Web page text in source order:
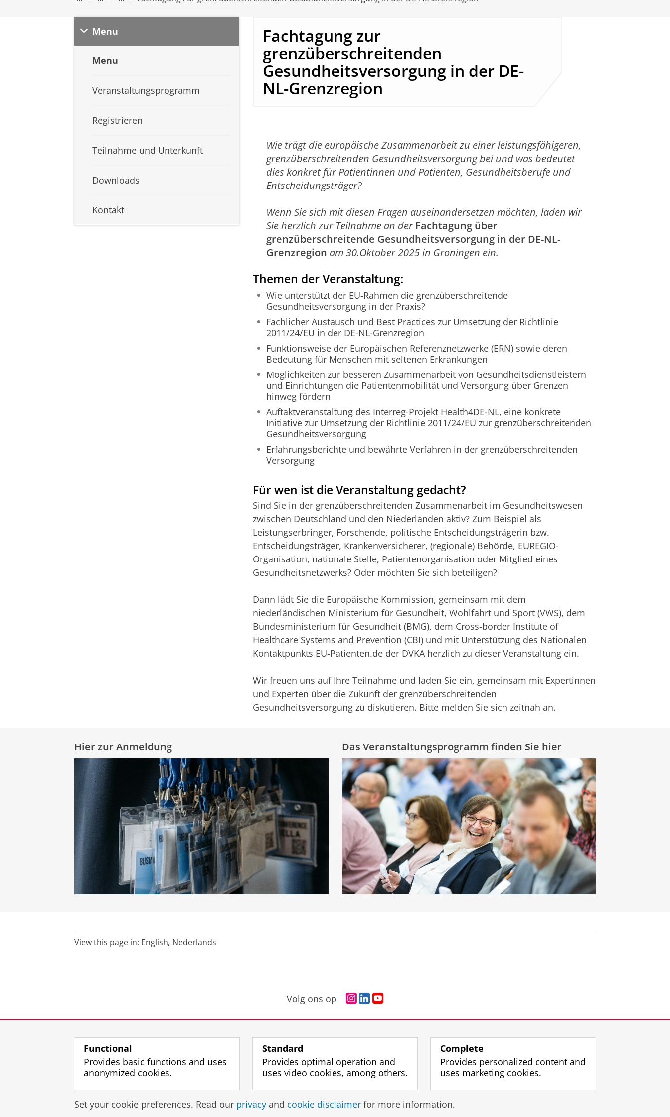
Menu
Menu
Veranstaltungsprogramm
Registrieren
Teilnahme und Unterkunft
Downloads
Kontakt
Fachtagung zur
grenzüberschreitenden
Gesundheitsversorgung in der DE-
NL-Grenzregion
Wie trägt die europäische Zusammenarbeit zu einer leistungsfähigeren,
grenzüberschreitenden Gesundheitsversorgung bei und was bedeutet
dies konkret für Patientinnen und Patienten, Gesundheitsberufe und
Entscheidungsträger?
Wenn Sie sich mit diesen Fragen auseinandersetzen möchten, laden wir
Sie herzlich zur Teilnahme an derFachtagung über
grenzüberschreitende Gesundheitsversorgung in der DE-NL-
Grenzregion am 30.Oktober 2025 in Groningen ein.
Themen der Veranstaltung:
Wie unterstützt der EU-Rahmen die grenzüberschreitende
Gesundheitsversorgung in der Praxis?
Fachlicher Austausch und Best Practices zur Umsetzung der Richtlinie
2011/24/EU in der DE-NL-Grenzregion
Funktionsweise der Europäischen Referenznetzwerke (ERN) sowie deren
Bedeutung für Menschen mit seltenen Erkrankungen
Möglichkeiten zur besseren Zusammenarbeit von Gesundheitsdienstleistern
und Einrichtungen die Patientenmobilität und Versorgung über Grenzen
hinweg fördern
Auftaktveranstaltung des Interreg-Projekt Health4DE-NL, eine konkrete
Initiative zur Umsetzung der Richtlinie 2011/24/EU zur grenzüberschreitenden
Gesundheitsversorgung
Erfahrungsberichte und bewährte Verfahren in der grenzüberschreitenden
Versorgung
Für wen ist die Veranstaltung gedacht?
Sind Sie in der grenzüberschreitenden Zusammenarbeit im Gesundheitswesen
zwischen Deutschland und den Niederlanden aktiv? Zum Beispiel als
Leistungserbringer, Forschende, politische Entscheidungsträgerin bzw.
Entscheidungsträger, Krankenversicherer, (regionale) Behörde, EUREGIO-
Organisation, nationale Stelle, Patientenorganisation oder Mitglied eines
Gesundheitsnetzwerks? Oder möchten Sie sich beteiligen?
Dann lädt Sie die Europäische Kommission, gemeinsam mit dem
niederländischen Ministerium für Gesundheit, Wohlfahrt und Sport (VWS), dem
Bundesministerium für Gesundheit (BMG), dem Cross-border Institute of
Healthcare Systems and Prevention (CBI) und mit Unterstützung des Nationalen
Kontaktpunkts EU-Patienten.de der DVKA herzlich zu dieser Veranstaltung ein.
Wir freuen uns auf Ihre Teilnahme und laden Sie ein, gemeinsam mit Expertinnen
und Experten über die Zukunft der grenzüberschreitenden
Gesundheitsversorgung zu diskutieren. Bitte melden Sie sich zeitnah an.
Hier zur Anmeldung Das Veranstaltungsprogramm finden Sie hier
View this page in: English Nederlands
Volg ons op
s
r
a
c
L
n
I
n
g
u
e
c
n
Disclaimer & Copyright Privacy Cookies Login
Functional
Provides basic functions and uses
anonymized cookies.
Standard
Provides optimal operation and
uses video cookies, among others.
Complete
Provides personalized content and
uses marketing cookies.
Set your cookie preferences. Read our privacy and cookie disclaimer for more information.